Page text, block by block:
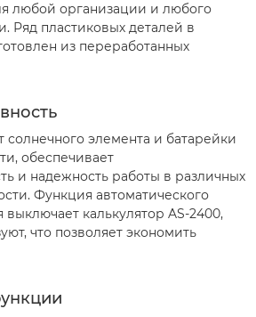
любой организации и любого
Ряд пластиковых деталей в
из переработанных
солнечного элемента и батарейки
обеспечивает
и надежность работы в различных
Функция автоматического
калькулятор AS-2400,
что позволяет экономить